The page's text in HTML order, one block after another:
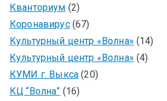
Кванториум (2)
Коронавирус(67)
Культурный центр «Волна» (14)
Культурный центр «Волна» (4)
КУМИ г. Выкса (20)
КЦ “Волна” (16)